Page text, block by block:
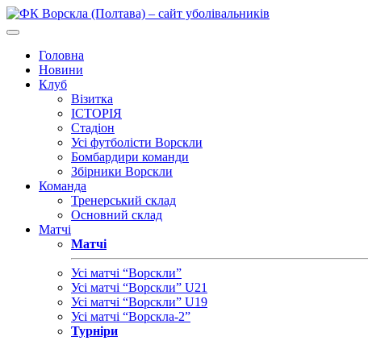
Головна
Новини
Клуб
Візитка
ІСТОРІЯ
Стадіон
Усі футболісти Ворскли
Бомбардири команди
Збірники Ворскли
Команда
Тренерський склад
Основний склад
Матчі
Матчі
Усі матчі “Ворскли”
Усі матчі “Ворскли” U21
Усі матчі “Ворскли” U19
Усі матчі “Ворскла-2”
Турніри